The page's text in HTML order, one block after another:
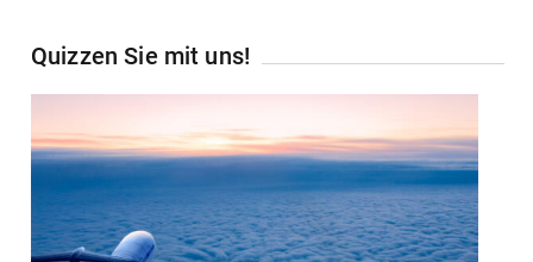
Quizzen Sie mit uns!